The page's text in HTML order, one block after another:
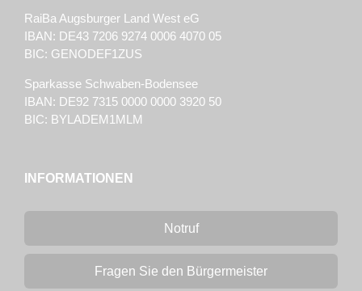
RaiBa Augsburger Land West eG
IBAN: DE43 7206 9274 0006 4070 05
BIC: GENODEF1ZUS
Sparkasse Schwaben-Bodensee
IBAN: DE92 7315 0000 0000 3920 50
BIC: BYLADEM1MLM
INFORMATIONEN
Notruf
Fragen Sie den Bürgermeister